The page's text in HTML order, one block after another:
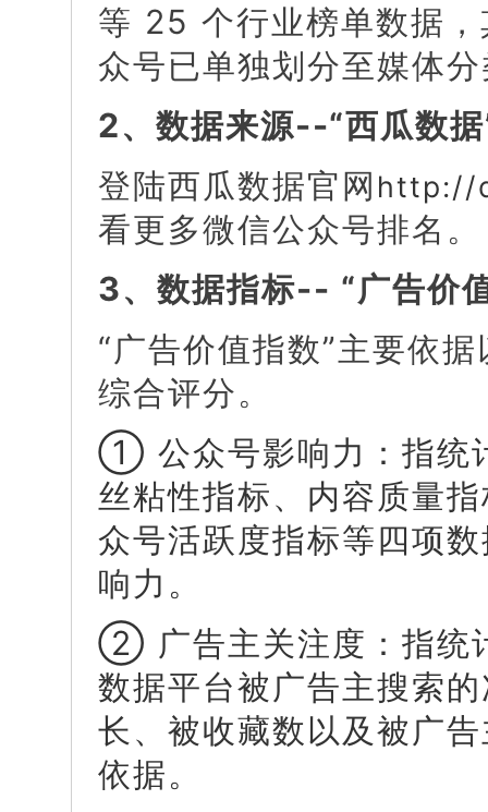
等 25 个行业榜单数据
众号已单独划分至媒体
2、数据来源--“西瓜数
登陆西瓜数据官网 http://
看更多微信公众号排名。
3、数据指标-- “广告价
“广告价值指数”主要依
综合评分。
① 公众号影响力：指统
丝粘性指标、内容质量
众号活跃度指标等四项
响力。
② 广告主关注度：指统
数据平台被广告主搜索
长、被收藏数以及被广
依据。